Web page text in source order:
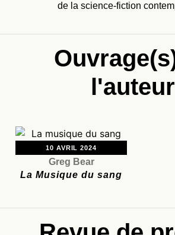
de la science-fiction
l'auteur
10 AVRIL 2024
Greg Bear
La Musique du sang